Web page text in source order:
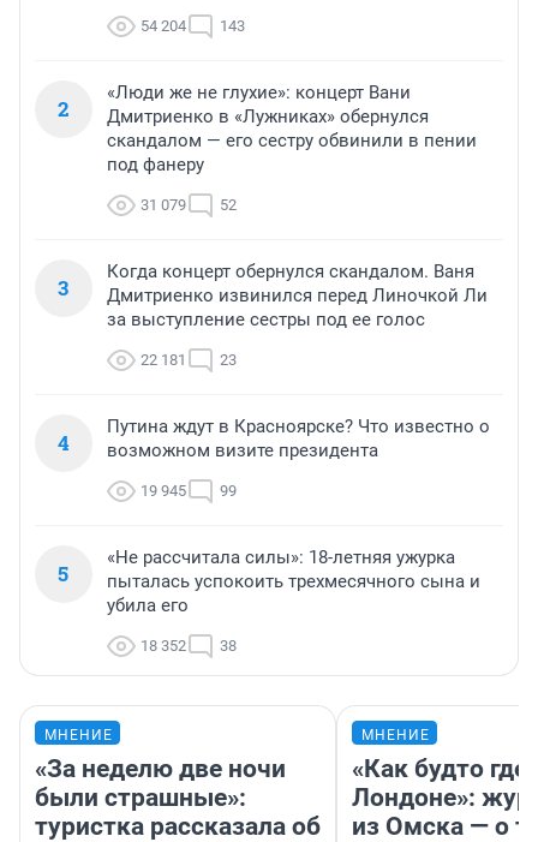
54 204 143
2
«Люди же не глухие»: концерт Вани
Дмитриенко в «Лужниках» обернулся
скандалом — его сестру обвинили в пении
под фанеру
31 079 52
3
Когда концерт обернулся скандалом. Ваня
Дмитриенко извинился перед Линочкой Ли
за выступление сестры под ее голос
22 181 23
4
Путина ждут в Красноярске? Что известно о
возможном визите президента
19 945 99
5
«Не рассчитала силы»: 18-летняя ужурка
пыталась успокоить трехмесячного сына и
убила его
18 352 38
МНЕНИЕ
«За неделю две ночи
были страшные»:
туристка рассказала об
МНЕНИЕ
«Как будто
Лондоне»:
из Омска — о